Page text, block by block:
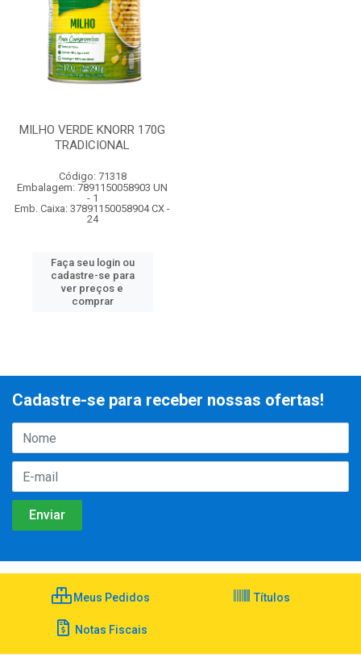
MILHO VERDE KNORR 170G
TRADICIONAL
Código: 71318
Embalagem: 7891150058903 UN
- 1
Emb. Caixa: 37891150058904 CX -
24
Faça seu login ou
cadastre-se para
ver preços e
comprar
Cadastre-se para receber nossas ofertas!
Meus Pedidos Títulos
Notas Fiscais